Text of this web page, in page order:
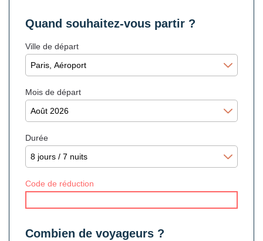
Quand souhaitez-vous partir ?
Ville de départ
Mois de départ
Durée
Code de réduction
Combien de voyageurs ?